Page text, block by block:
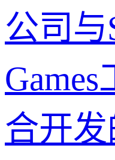
公司与
合开